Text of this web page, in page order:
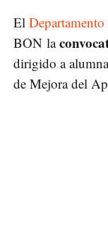
El
BON la
dirigido a
de Mejora del